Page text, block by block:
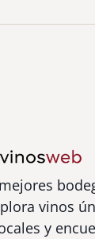
vinos
y